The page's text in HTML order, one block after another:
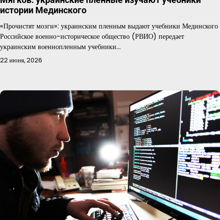
истории Мединского
«Прочистят мозги»: украинским пленным выдают учебники Мединского
Российское военно-историческое общество (РВИО) передает
украинским военнопленным учебники…
22 июня, 2026